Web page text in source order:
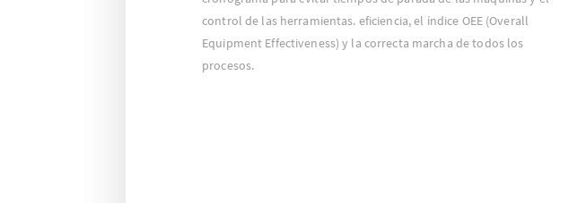
control de las herramientas. eficiencia, el índice OEE (Overall
Equipment Effectiveness) y la correcta marcha de todos los
procesos.